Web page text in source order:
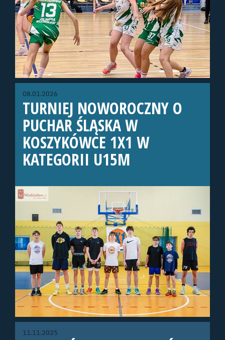
08.01.2026
TURNIEJ NOWOROCZNY O
PUCHAR ŚLĄSKA W
KOSZYKÓWCE 1X1 W
KATEGORII U15M
11.11.2025